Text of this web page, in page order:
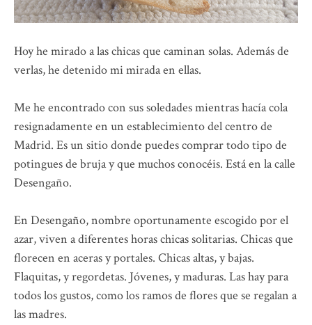
Hoy he mirado a las chicas que caminan solas. Además de
verlas, he detenido mi mirada en ellas.
Me he encontrado con sus soledades mientras hacía cola
resignadamente en un establecimiento del centro de
Madrid. Es un sitio donde puedes comprar todo tipo de
potingues de bruja y que muchos conocéis. Está en la calle
Desengaño.
En Desengaño, nombre oportunamente escogido por el
azar, viven a diferentes horas chicas solitarias. Chicas que
florecen en aceras y portales. Chicas altas, y bajas.
Flaquitas, y regordetas. Jóvenes, y maduras. Las hay para
todos los gustos, como los ramos de flores que se regalan a
las madres.